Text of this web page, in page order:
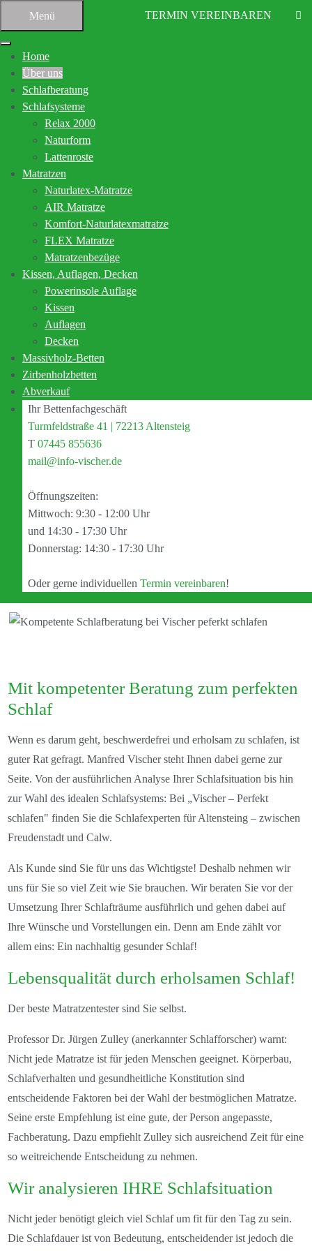
TERMIN VEREINBAREN
Menü
Home
Über uns
Schlafberatung
Schlafsysteme
Relax 2000
Naturform
Lattenroste
Matratzen
Naturlatex-Matratze
AIR Matratze
Komfort-Naturlatexmatratze
FLEX Matratze
Matratzenbezüge
Kissen, Auflagen, Decken
Powerinsole Auflage
Kissen
Auflagen
Decken
Massivholz-Betten
Zirbenholzbetten
Abverkauf
Ihr Bettenfachgeschäft
Turmfeldstraße 41 | 72213 Altensteig
T 07445 855636
mail@info-vischer.de
Öffnungszeiten:
Mittwoch: 9:30 - 12:00 Uhr
und 14:30 - 17:30 Uhr
Donnerstag: 14:30 - 17:30 Uhr
Oder gerne individuellen Termin vereinbaren!
Startseite Über uns
Ihr Bettenfachgeschäft in
Altensteig
Kompetente Beratung für den gesunden
Schlaf
In den vielen Jahren unserer Tätigkeit rund um den gesunden
Schlaf standen vor allem zwei Punkte stets im Fokus unseres
Handelns: Freundlicher Service und kompetente Schlafberatung.
Als Schlafexperte steht Ihnen Manfred Vischer von „Vischer –
Perfekt schlafen" bei der Planung und Realisierung Ihrer eigenen
vier Wände mit Rat und Tat zur Seite. Vom inspirierenden
Erstgespräch bis zum umgesetzten Schlaftraum.
Mit kompetenter Beratung zum perfekten
Schlaf
Wenn es darum geht, beschwerdefrei und erholsam zu schlafen, ist
guter Rat gefragt. Manfred Vischer steht Ihnen dabei gerne zur
Seite. Von der ausführlichen Analyse Ihrer Schlafsituation bis hin
zur Wahl des idealen Schlafsystems: Bei „Vischer – Perfekt
schlafen" finden Sie die Schlafexperten für Altensteing – zwischen
Freudenstadt und Calw.
Als Kunde sind Sie für uns das Wichtigste! Deshalb nehmen wir
uns für Sie so viel Zeit wie Sie brauchen. Wir beraten Sie vor der
Umsetzung Ihrer Schlafträume ausführlich und gehen dabei auf
Ihre Wünsche und Vorstellungen ein. Denn am Ende zählt vor
allem eins: Ein nachhaltig gesunder Schlaf!
Lebensqualität durch erholsamen Schlaf!
Der beste Matratzentester sind Sie selbst.
Professor Dr. Jürgen Zulley (anerkannter Schlafforscher) warnt:
Nicht jede Matratze ist für jeden Menschen geeignet. Körperbau,
Schlafverhalten und gesundheitliche Konstitution sind
entscheidende Faktoren bei der Wahl der bestmöglichen Matratze.
Seine erste Empfehlung ist eine gute, der Person angepasste,
Fachberatung. Dazu empfiehlt Zulley sich ausreichend Zeit für eine
so weitreichende Entscheidung zu nehmen.
Wir analysieren IHRE Schlafsituation
Nicht jeder benötigt gleich viel Schlaf um fit für den Tag zu sein.
Die Schlafdauer ist von Bedeutung, entscheidender ist jedoch die